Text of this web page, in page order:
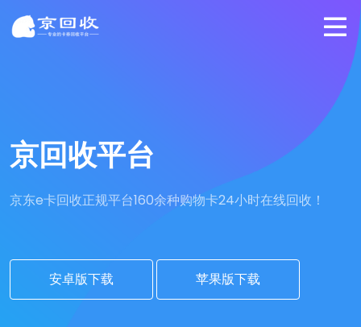
京回收平台
京东e卡回收正规平台160余种购物卡24小时在线回收！
安卓版下载 苹果版下载